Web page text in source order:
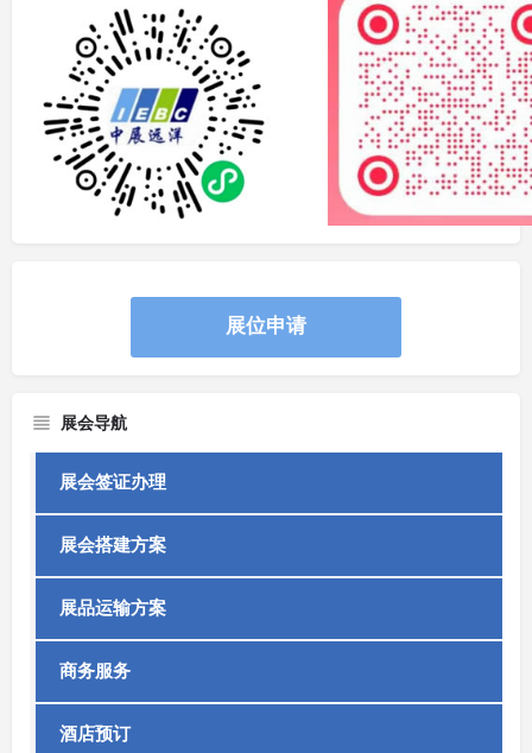
展位申请
展会导航
展会签证办理
展会搭建方案
展品运输方案
商务服务
酒店预订